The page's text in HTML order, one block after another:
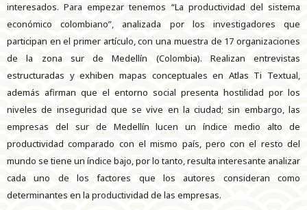
interesados. Para empezar tenemos “La productividad del sistema
económico colombiano”, analizada por los investigadores que
participan en el primer artículo, con una muestra de 17 organizaciones
de la zona sur de Medellín (Colombia). Realizan entrevistas
estructuradas y exhiben mapas conceptuales en Atlas Ti Textual,
además afirman que el entorno social presenta hostilidad por los
niveles de inseguridad que se vive en la ciudad; sin embargo, las
empresas del sur de Medellín lucen un índice medio alto de
productividad comparado con el mismo país, pero con el resto del
mundo se tiene un índice bajo, por lo tanto, resulta interesante analizar
cada uno de los factores que los autores consideran como
determinantes en la productividad de las empresas.